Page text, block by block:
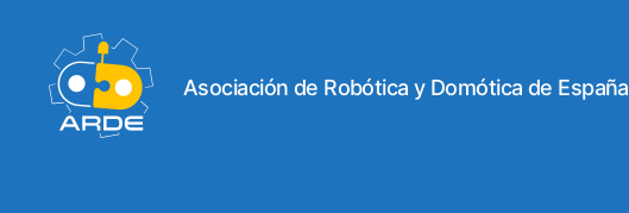
Asociación de Robótica y Domótica de España